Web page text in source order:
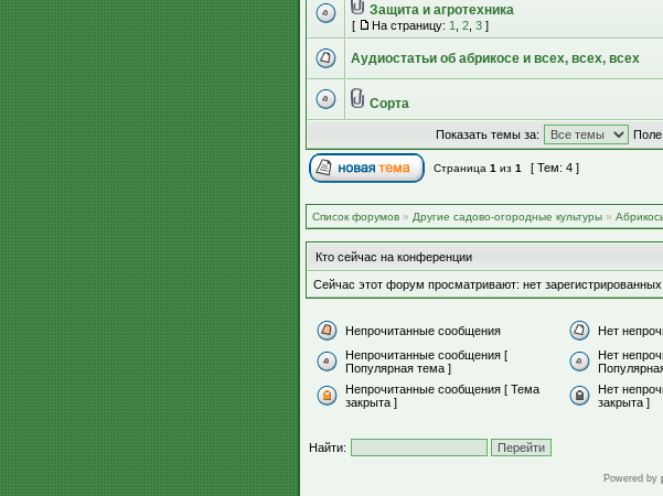
Защита и агротехника
[ На страницу: 1 2 3 ]
Аудиостатьи об абрикосе и всех, всех, всех
Сорта
Показать темы за: Поле
Страница 1 из 1 [ Тем: 4 ]
Список форумов » Другие садово-огородные культуры »
Кто сейчас на конференции
Сейчас этот форум просматривают: нет
Непрочитанные сообщения Нет
Непрочитанные сообщения [
Популярная тема ]
Нет
Непрочитанные сообщения [ Тема
закрыта ]
Нет
закрыта ]
Найти:
Powered by